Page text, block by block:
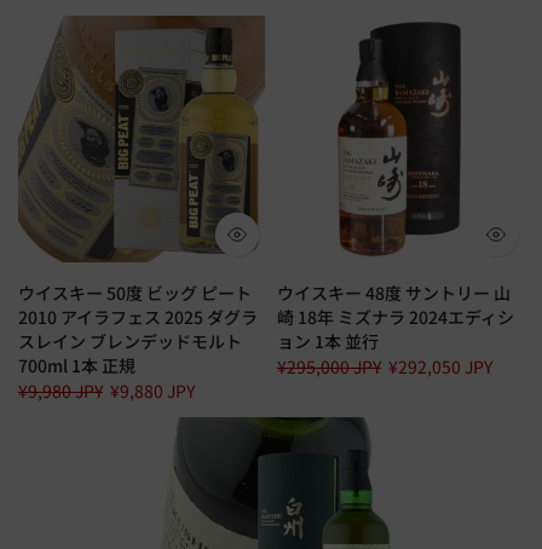
ウイスキー 50度 ビッグ ピート
2010 アイラフェス 2025 ダグラ
スレイン ブレンデッドモルト
700ml 1本 正規
¥9,980 JPY ¥9,880 JPY
ウイスキー 48度 サントリー 山
崎 18年 ミズナラ 2024エディシ
ョン 1本 並行
¥295,000 JPY ¥292,050 JPY